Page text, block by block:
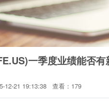
一季度业绩能否有
12-21 19:13:38 查看：179